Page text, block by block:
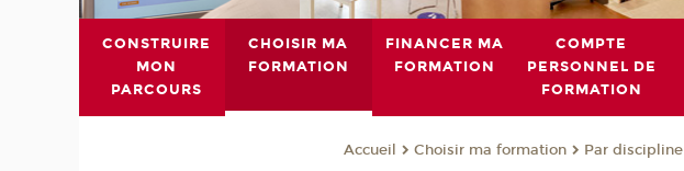
CONSTRUIRE
MON
PARCOURS
CHOISIR MA
FORMATION
FINANCER MA
FORMATION
COMPTE
PERSONNEL DE
FORMATION
Accueil Choisir ma formation Par discipline